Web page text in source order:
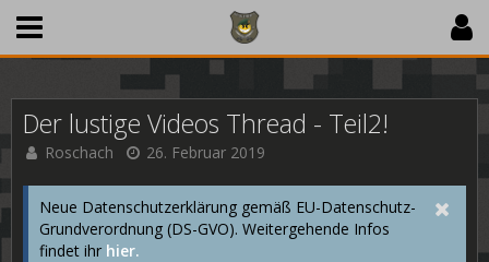
Der lustige Videos Thread - Teil2!
Roschach 26. Februar 2019
Neue Datenschutzerklärung gemäß EU-Datenschutz-
Grundverordnung (DS-GVO). Weitergehende Infos
findet ihr hier.